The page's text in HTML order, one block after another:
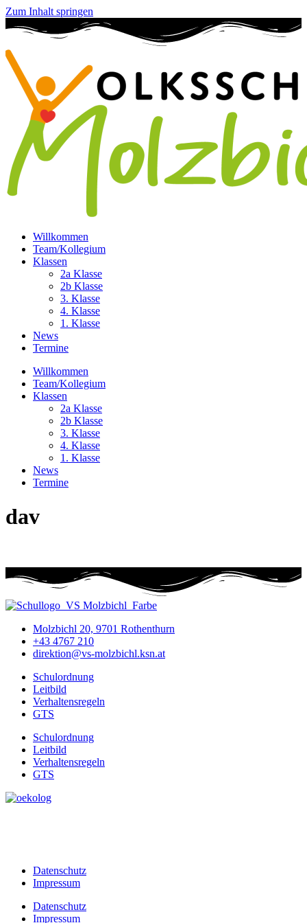
Zum Inhalt springen
Willkommen
Team/Kollegium
Klassen
2a Klasse
2b Klasse
3. Klasse
4. Klasse
1. Klasse
News
Termine
Willkommen
Team/Kollegium
Klassen
2a Klasse
2b Klasse
3. Klasse
4. Klasse
1. Klasse
News
Termine
dav
Molzbichl 20, 9701 Rothenthurn
+43 4767 210
direktion@vs-molzbichl.ksn.at
Schulordnung
Leitbild
Verhaltensregeln
GTS
Schulordnung
Leitbild
Verhaltensregeln
GTS
Datenschutz
Impressum
Datenschutz
Impressum